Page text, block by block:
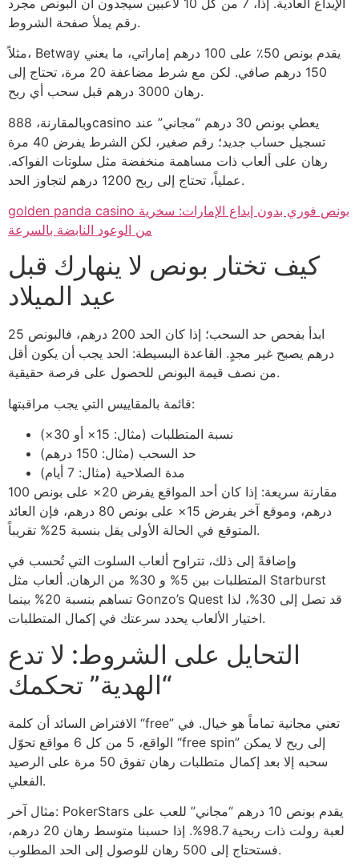
رقم يملأ صفحة الشروط.
مثلاً، Betway يقدم بونص 50٪ على 100 درهم إماراتي، ما يعني
150 درهم صافي. لكن مع شرط مضاعفة 20 مرة، تحتاج إلى
رهان 3000 درهم قبل سحب أي ربح.
وبالمقارنة، 888casino يعطي بونص 30 درهم “مجاني” عند
تسجيل حساب جديد؛ رقم صغير، لكن الشرط يفرض 40 مرة
رهان على ألعاب ذات مساهمة منخفضة مثل سلوتات الفواكه.
عملياً، تحتاج إلى ربح 1200 درهم لتجاوز الحد.
golden panda casino بونص فوري بدون إيداع الإمارات: سخرية
من الوعود النابضة بالسرعة
كيف تختار بونص لا ينهارك قبل
عيد الميلاد
ابدأ بفحص حد السحب؛ إذا كان الحد 200 درهم، فالبونص 25
درهم يصبح غير مجدٍ. القاعدة البسيطة: الحد يجب أن يكون أقل
من نصف قيمة البونص للحصول على فرصة حقيقية.
قائمة بالمقاييس التي يجب مراقبتها:
نسبة المتطلبات (مثال: 15× أو 30×)
حد السحب (مثال: 150 درهم)
مدة الصلاحية (مثال: 7 أيام)
مقارنة سريعة: إذا كان أحد المواقع يفرض 20× على بونص 100
درهم، وموقع آخر يفرض 15× على بونص 80 درهم، فإن العائد
المتوقع في الحالة الأولى يقل بنسبة 25% تقريباً.
وإضافةً إلى ذلك، تتراوح ألعاب السلوت التي تُحسب في
المتطلبات بين 5% و 30% من الرهان. ألعاب مثل Starburst
تساهم بنسبة 20% بينما Gonzo’s Quest قد تصل إلى 30%، لذا
اختيار الألعاب يحدد سرعتك في إكمال المتطلبات.
التحايل على الشروط: لا تدع
“الهدية” تحكمك
الافتراض السائد أن كلمة “free” تعني مجانية تماماً هو خيال. في
الواقع، 5 من كل 6 مواقع تحوّل “free spin” إلى ربح لا يمكن
سحبه إلا بعد إكمال متطلبات رهان تفوق 50 مرة على الرصيد
الفعلي.
مثال آخر: PokerStars يقدم بونص 10 درهم “مجاني” للعب على
لعبة رولت ذات ربحية 98.7%. إذا حسبنا متوسط رهان 20 درهم،
فستحتاج إلى 500 رهان للوصول إلى الحد المطلوب.